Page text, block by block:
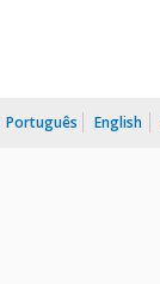
Português English